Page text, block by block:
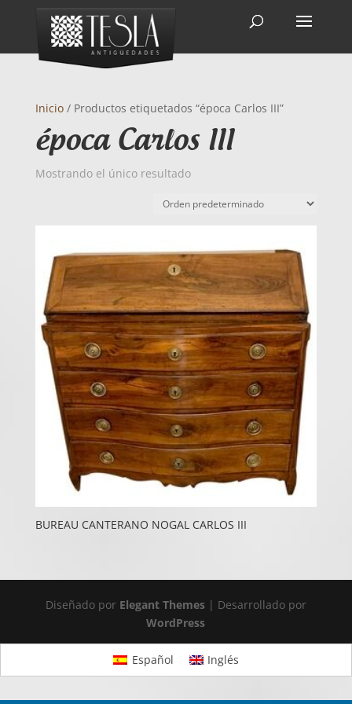
Inicio/ Productos etiquetados “época Carlos III”
época Carlos III
Mostrando el único resultado
BUREAU CANTERANO NOGAL CARLOS III
Diseñado por Elegant Themes| Desarrollado por
WordPress
Español Inglés